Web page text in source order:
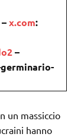
–x.com:
–
un massiccio
hanno